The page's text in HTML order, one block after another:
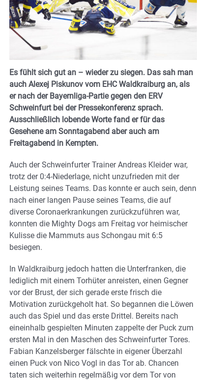
Es fühlt sich gut an – wieder zu siegen. Das sah man
auch Alexej Piskunov vom EHC Waldkraiburg an, als
er nach der Bayernliga-Partie gegen den ERV
Schweinfurt bei der Pressekonferenz sprach.
Ausschließlich lobende Worte fand er für das
Gesehene am Sonntagabend aber auch am
Freitagabend in Kempten.
Auch der Schweinfurter Trainer Andreas Kleider war,
trotz der 0:4-Niederlage, nicht unzufrieden mit der
Leistung seines Teams. Das konnte er auch sein, denn
nach einer langen Pause seines Teams, die auf
diverse Coronaerkrankungen zurückzuführen war,
konnten die Mighty Dogs am Freitag vor heimischer
Kulisse die Mammuts aus Schongau mit 6:5
besiegen.
In Waldkraiburg jedoch hatten die Unterfranken, die
lediglich mit einem Torhüter anreisten, einen Gegner
vor der Brust, der sich gerade erste frisch die
Motivation zurückgeholt hat. So begannen die Löwen
auch das Spiel und das erste Drittel. Bereits nach
eineinhalb gespielten Minuten zappelte der Puck zum
ersten Mal in den Maschen des Schweinfurter Tores.
Fabian Kanzelsberger fälschte in eigener Überzahl
einen Puck von Nico Vogl in das Tor ab. Chancen
taten sich weiterhin regelmäßig vor dem Tor von